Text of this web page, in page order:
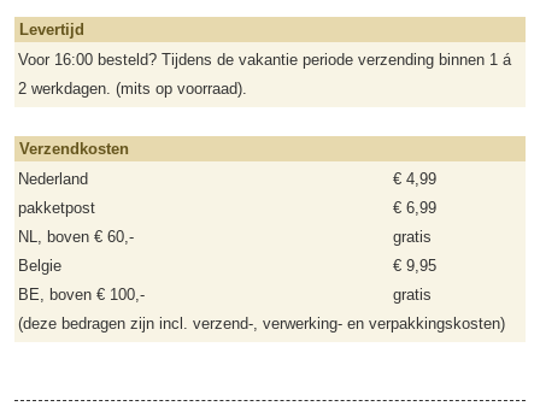
Levertijd
Voor 16:00 besteld? Tijdens de vakantie periode verzending binnen 1 á
2 werkdagen. (mits op voorraad).
Verzendkosten
Nederland
€ 4,99
pakketpost
€ 6,99
NL, boven € 60,-
gratis
Belgie
€ 9,95
BE, boven € 100,-
gratis
(deze bedragen zijn incl. verzend-, verwerking- en verpakkingskosten)